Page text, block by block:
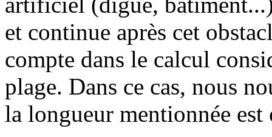
et continue après cet
compte dans le calcul
plage. Dans ce cas, nous
la longueur mentionnée